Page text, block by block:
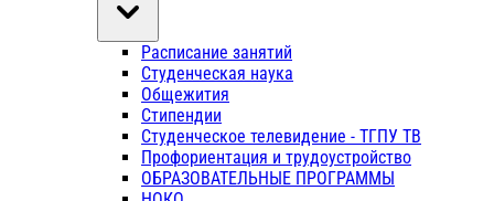
Расписание занятий
Студенческая наука
Общежития
Стипендии
Студенческое телевидение - ТГПУ ТВ
Профориентация и трудоустройство
ОБРАЗОВАТЕЛЬНЫЕ ПРОГРАММЫ